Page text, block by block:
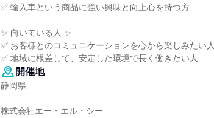
✅ 輸入車という商品に強い興味と向上心を持つ方
✨ 向いている人 ✨
✅ お客様とのコミュニケーションを心から楽しみたい人
✅ 地域に根差して、安定した環境で長く働きたい人
開催地
静岡県
株式会社エー・エル・シー